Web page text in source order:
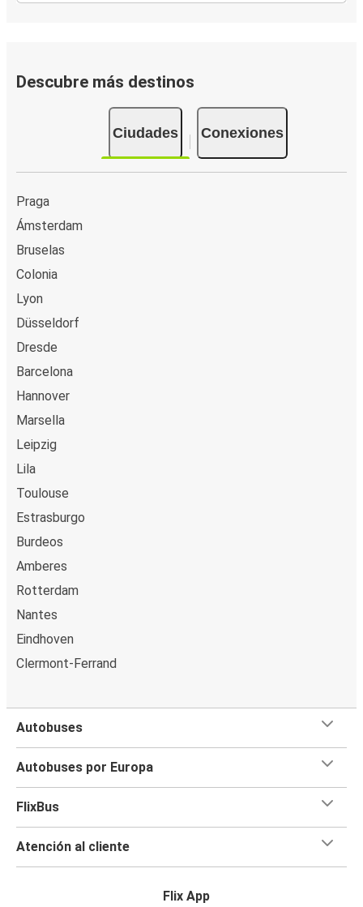
Aeropuerto de París-Charles de Gaulle
Aeropuerto de París-Charles de Gaulle
Eindhoven
Aeropuerto de París-Charles de Gaulle
Aeropuerto de París-Charles de Gaulle
Descubre más destinos
Ciudades Conexiones
Praga
Ámsterdam
Bruselas
Colonia
Lyon
Düsseldorf
Dresde
Barcelona
Hannover
Marsella
Leipzig
Lila
Toulouse
Estrasburgo
Burdeos
Amberes
Rotterdam
Nantes
Eindhoven
Clermont-Ferrand
Autobuses
Autobuses por Europa
FlixBus
Atención al cliente
Flix App